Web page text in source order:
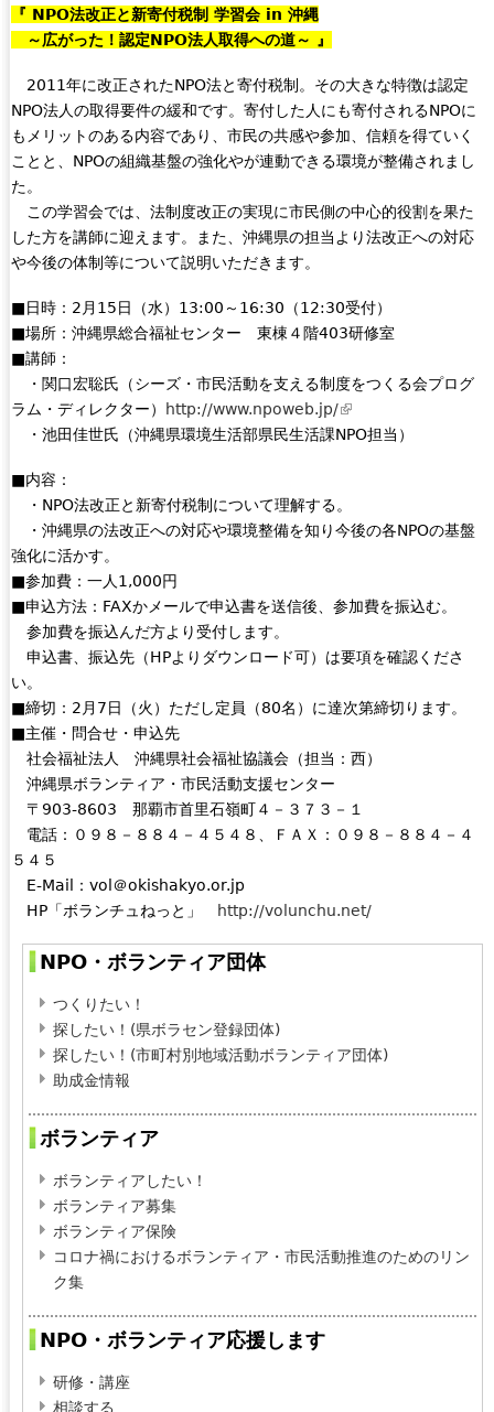
『 NPO法改正と新寄付税制 学習会 in 沖縄
～広がった！認定NPO法人取得への道～ 』
2011年に改正されたNPO法と寄付税制。その大きな特徴は認定
NPO法人の取得要件の緩和です。寄付した人にも寄付されるNPOに
もメリットのある内容であり、市民の共感や参加、信頼を得ていく
ことと、NPOの組織基盤の強化やが連動できる環境が整備されまし
た。
この学習会では、法制度改正の実現に市民側の中心的役割を果た
した方を講師に迎えます。また、沖縄県の担当より法改正への対応
や今後の体制等について説明いただきます。
■日時：2月15日（水）13:00～16:30（12:30受付）
■場所：沖縄県総合福祉センター 東棟４階403研修室
■講師：
・関口宏聡氏（シーズ・市民活動を支える制度をつくる会プログ
ラム・ディレクター）
http://www.npoweb.jp/(
l
k
i
x
e
n
l
・池田佳世氏（沖縄県環境生活部県民生活課NPO担当）
■内容：
・NPO法改正と新寄付税制について理解する。
・沖縄県の法改正への対応や環境整備を知り今後の各NPOの基盤
強化に活かす。
■参加費：一人1,000円
■申込方法：FAXかメールで申込書を送信後、参加費を振込む。
参加費を振込んだ方より受付します。
申込書、振込先（HPよりダウンロード可）は要項を確認くださ
い。
■締切：2月7日（火）ただし定員（80名）に達次第締切ります。
■主催・問合せ・申込先
社会福祉法人 沖縄県社会福祉協議会（担当：西）
沖縄県ボランティア・市民活動支援センター
〒903‐8603 那覇市首里石嶺町４－３７３－１
電話：０９８－８８４－４５４８、ＦＡＸ：０９８－８８４－４
５４５
E-Mail：vol＠okishakyo.or.jp
HP「ボランチュねっと」
http://volunchu.net/
NPO・ボランティア団体
つくりたい！
探したい！(県ボラセン登録団体)
探したい！(市町村別地域活動ボランティア団体)
助成金情報
ボランティア
ボランティアしたい！
ボランティア募集
ボランティア保険
コロナ禍におけるボランティア・市民活動推進のためのリン
ク集
NPO・ボランティア応援します
研修・講座
相談する